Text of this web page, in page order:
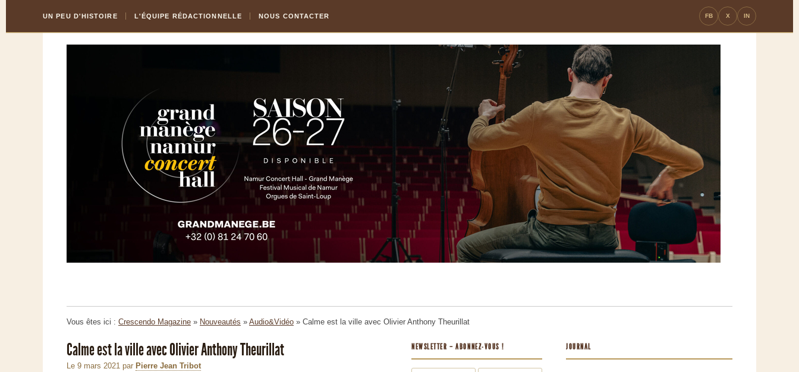
Content
la
UN PEU D'HISTOIRE L'ÉQUIPE RÉDACTIONNELLE NOUS CONTACTER FB X IN
Vous êtes ici : Crescendo Magazine » Nouveautés » Audio&Vidéo » Calme est la ville avec Olivier Anthony Theurillat
Calme est la ville avec Olivier Anthony Theurillat
Le 9 mars 2021 par Pierre Jean Tribot
NEWSLETTER – ABONNEZ-VOUS ! JOURNAL